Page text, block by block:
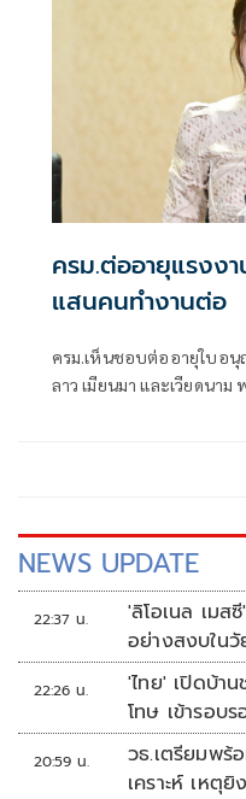
ครม.ต่ออายุแรงง
แสนคนทำงานต่อ
ครม.เห็นชอบต่ออายุใบอนุ
ลาว เมียนมา และเวียดนา
NEWS UPDATE
22:37 น.
'ลิโอเนล เม
อย่างสงบใน
22:26 น.
'ไทย' เปิดบ้า
โทษ เข้ารอบ
20:59 น.
วธ.เตรียมพร้
เคราะห์ เหตุยิ